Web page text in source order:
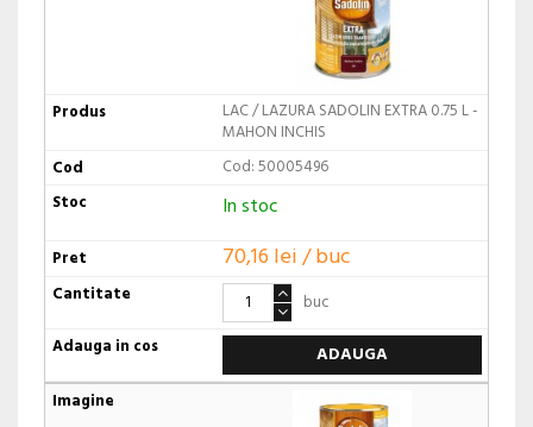
LAC / LAZURA SADOLIN EXTRA 0.75 L -
MAHON INCHIS
Cod: 50005496
In stoc
70,16 lei / buc
buc
ADAUGA